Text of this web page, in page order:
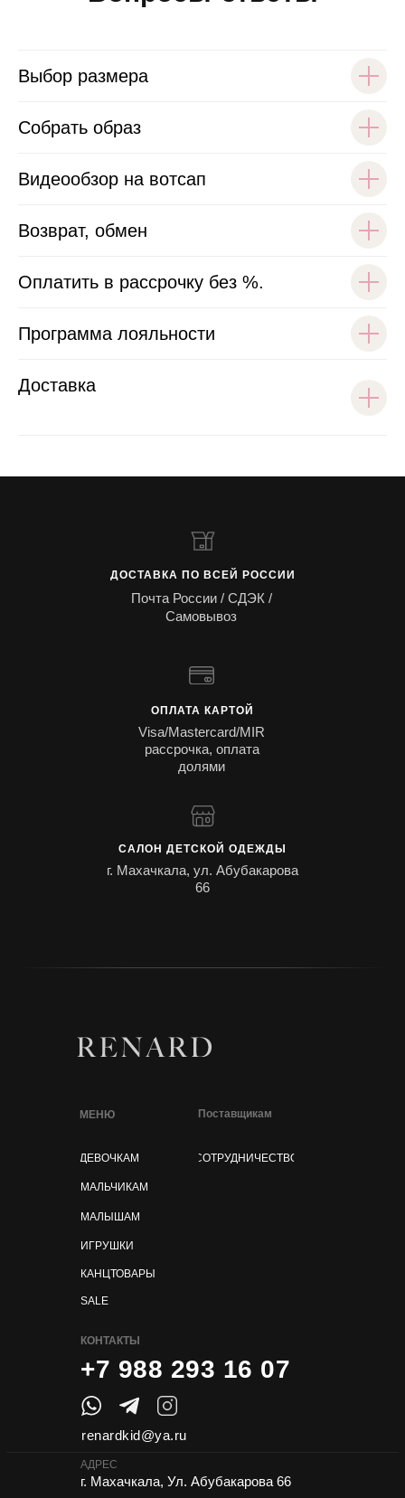
Выбор размера
Собрать образ
Видеообзор на вотсап
Возврат, обмен
Оплатить в рассрочку без %.
Программа лояльности
Доставка
ОПЛАТА КАРТОЙ
Visa/Mastercard/MIR
рассрочка, оплата
долями
ДОСТАВКА ПО ВСЕЙ РОССИИ
Почта России / СДЭК /
Самовывоз
САЛОН ДЕТСКОЙ ОДЕЖДЫ
г. Махачкала, ул. Абубакарова
66
МЕНЮ
ДЕВОЧКАМ
МАЛЬЧИКАМ
МАЛЫШАМ
ИГРУШКИ
КАНЦТОВАРЫ
КОНТАКТЫ
+7 988 293 16 07
Поставщикам
renardkid@ya.ru
АДРЕС
г. Махачкала, Ул. Абубакарова 66
СОТРУДНИЧЕСТВО
SALE